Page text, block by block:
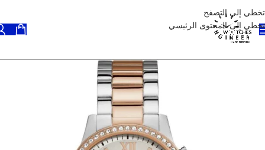
تخطي إلى التصفح
تخطي إلى المحتوى الرئيسي